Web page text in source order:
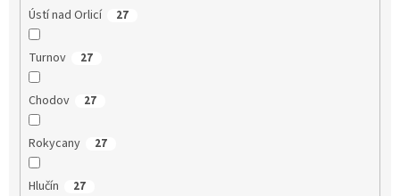
Ústí nad Orlicí 27
Turnov 27
Chodov 27
Rokycany 27
Hlučín 27